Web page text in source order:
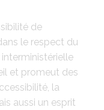
de
le respect du
et promeut des
la
aussi un esprit